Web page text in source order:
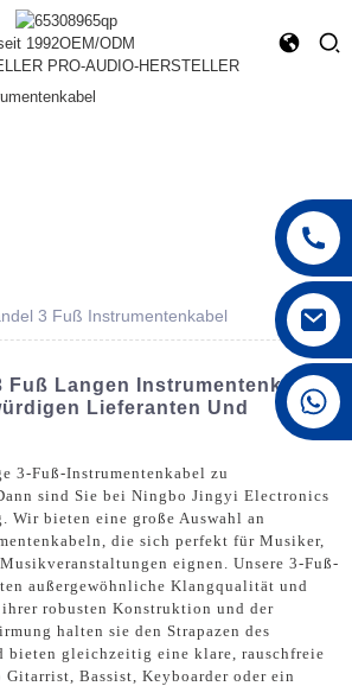
1992OEM/ODM
PRO-AUDIO-HERSTELLER
+86 15168592711
3 Fuß Instrumentenkabel
Fuß Langen Instrumentenkabeln
Lieferanten Und
3-Fuß-Instrumentenkabel zu
sind Sie bei Ningbo Jingyi Electronics
Wir bieten eine große Auswahl an
die sich perfekt für Musiker,
eignen. Unsere 3-Fuß-
außergewöhnliche Klangqualität und
robusten Konstruktion und der
halten sie den Strapazen des
bieten gleichzeitig eine klare, rauschfreie
Bassist, Keyboarder oder ein